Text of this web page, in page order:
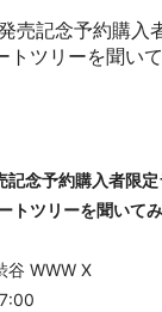
売記念予約購入
トツリーを聞い
記念予約購入者限
トツリーを聞いて
谷 WWW X